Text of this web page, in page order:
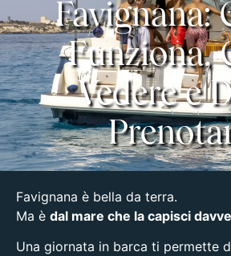
Favignana:
Funziona,
Vedere e
Favignana è bella da terra.
Ma è dal mare che la capisci
Una giornata in barca ti permette